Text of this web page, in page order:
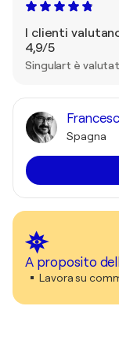
I clienti
4,9/5
Singulart è
Spagna
A proposito
Lavora su